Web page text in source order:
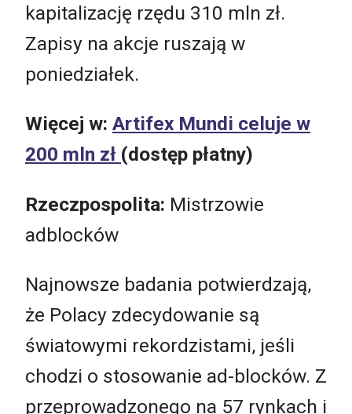
kapitalizację rzędu 310 mln zł.
Zapisy na akcje ruszają w
poniedziałek.
Więcej w: Artifex Mundi celuje w
200 mln zł (dostęp płatny)
Rzeczpospolita: Mistrzowie
adblocków
Najnowsze badania potwierdzają,
że Polacy zdecydowanie są
światowymi rekordzistami, jeśli
chodzi o stosowanie ad-blocków. Z
przeprowadzonego na 57 rynkach i